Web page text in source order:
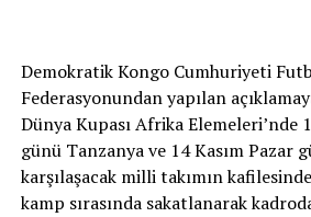
organizasyonların bir kısmı iptal
üst üste geldi. Bizim esas hedefimiz
Avrupa Şampiyonası’na
Ona rağmen bu derecenin çıkması
Demokratik Kongo Cumhuriyeti
Federasyonundan yapılan
Dünya Kupası Afrika Elemeleri’nde
günü Tanzanya ve 14 Kasım Pazar
karşılaşacak milli takımın
kamp sırasında sakatlanarak